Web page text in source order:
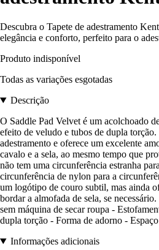
Descubra o Tapete de adestramento
elegância e conforto, perfeito para o
Produto indisponível
Todas as variações esgotadas
Descrição
O Saddle Pad Velvet é um acolchoado
efeito de veludo e tubos de dupla
adestramento e oferece um excelente
cavalo e a sela, ao mesmo tempo que
não tem uma circunferência estranha
circunferência de nylon para a
um logótipo de couro subtil, mas ainda
bordar a almofada de sela, se
sem máquina de secar roupa -
dupla torção - Forma de adorno -
Informações adicionais